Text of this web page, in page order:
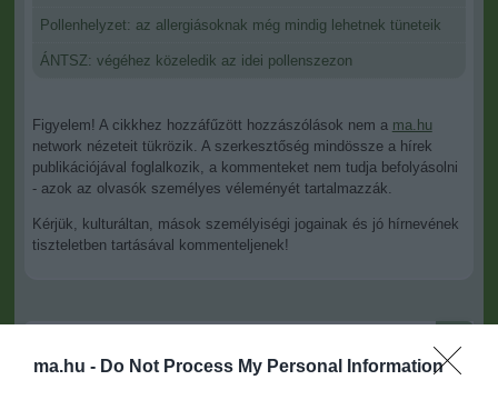
ma.hu - Do Not Process My Personal Information
Pollenhelyzet: az allergiásoknak még mindig lehetnek tüneteik
ÁNTSZ: végéhez közeledik az idei pollenszezon
Figyelem! A cikkhez hozzáfűzött hozzászólások nem a ma.hu
network nézeteit tükrözik. A szerkesztőség mindössze a hírek
publikációjával foglalkozik, a kommenteket nem tudja befolyásolni
- azok az olvasók személyes véleményét tartalmazzák.
Kérjük, kulturáltan, mások személyiségi jogainak és jó hírnevének
tiszteletben tartásával kommenteljenek!